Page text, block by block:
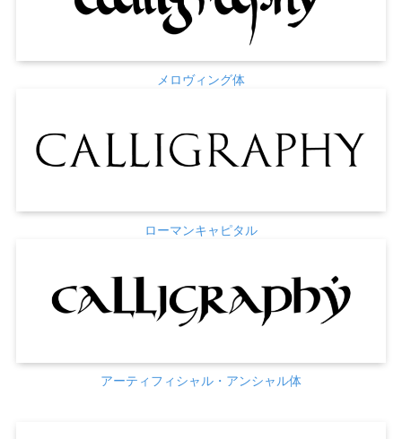
メロヴィング体
ローマンキャピタル
アーティフィシャル・アンシャル体